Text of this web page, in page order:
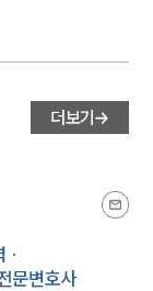
더보기
·
문변호사